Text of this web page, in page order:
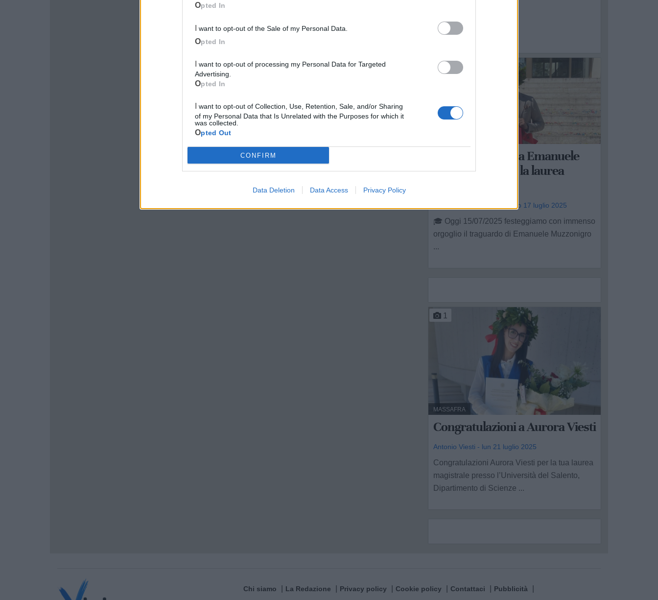
Opted In
I want to opt-out of the Sale of my Personal Data.
Opted In
Advertising.
Opted In
of my Personal Data that Is Unrelated with the Purposes for which it
was collected.
Opted Out
CONFIRM
Data Deletion Data Access Privacy Policy
Congratulazioni a Emanuele
Muzzonigro per la laurea
Gianfranco Muzzonigro - gio 17 luglio 2025
🎓 Oggi 15/07/2025 festeggiamo con immenso
orgoglio il traguardo di Emanuele Muzzonigro
...
1
MASSAFRA
Congratulazioni a Aurora Viesti
Antonio Viesti - lun 21 luglio 2025
Congratulazioni Aurora Viesti per la tua laurea
magistrale presso l’Università del Salento,
Dipartimento di Scienze ...
Chi siamo La Redazione Privacy policy Cookie policy Contattaci Pubblicità